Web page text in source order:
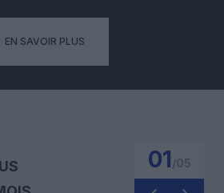
EN SAVOIR PLUS
01